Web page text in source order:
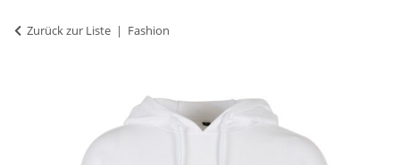
Zurück zur Liste Fashion